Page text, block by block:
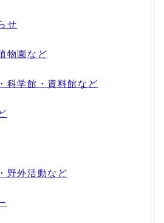
せ
物園など
科学館・資料館など
野外活動など